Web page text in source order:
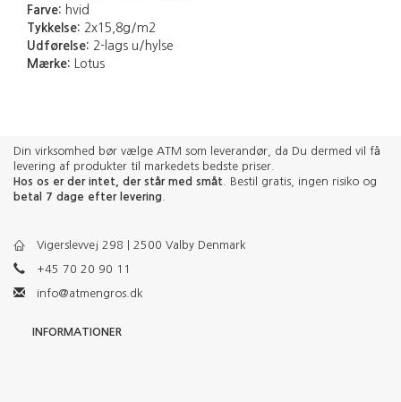
Farve: hvid
Tykkelse: 2x15,8g/m2
Udførelse: 2-lags u/hylse
Mærke: Lotus
Din virksomhed bør vælge ATM som leverandør, da Du dermed vil få
levering af produkter til markedets bedste priser.
Hos os er der intet, der står med småt . Bestil gratis, ingen risiko og
betal 7 dage efter levering
Vigerslevvej 298 | 2500 Valby Denmark
+45 70 20 90 11
info@atmengros.dk
INFORMATIONER